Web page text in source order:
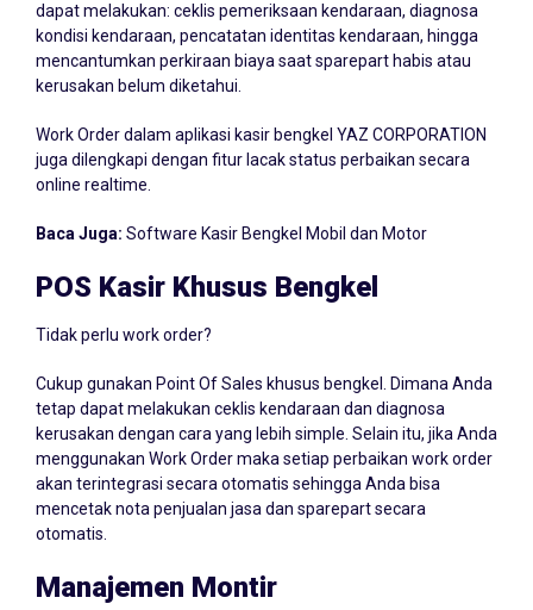
dapat melakukan: ceklis pemeriksaan kendaraan, diagnosa
kondisi kendaraan, pencatatan identitas kendaraan, hingga
mencantumkan perkiraan biaya saat sparepart habis atau
kerusakan belum diketahui.
Work Order dalam aplikasi kasir bengkel YAZ CORPORATION
juga dilengkapi dengan fitur lacak status perbaikan secara
online realtime.
Baca Juga: Software Kasir Bengkel Mobil dan Motor
POS Kasir Khusus Bengkel
Tidak perlu work order?
Cukup gunakan Point Of Sales khusus bengkel. Dimana Anda
tetap dapat melakukan ceklis kendaraan dan diagnosa
kerusakan dengan cara yang lebih simple. Selain itu, jika Anda
menggunakan Work Order maka setiap perbaikan work order
akan terintegrasi secara otomatis sehingga Anda bisa
mencetak nota penjualan jasa dan sparepart secara
otomatis.
Manajemen Montir